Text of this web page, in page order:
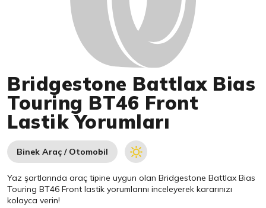
Bridgestone Battlax Bias
Touring BT46 Front
Lastik Yorumları
Binek Araç / Otomobil
Yaz şartlarında araç tipine uygun olanBridgestone Battlax Bias
Touring BT46 Front lastik yorumlarını inceleyerek kararınızı
kolayca verin!